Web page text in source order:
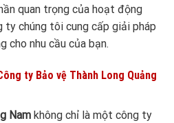
quan trọng của hoạt động
ty chúng tôi cung cấp giải pháp
cho nhu cầu của bạn.
ty Bảo vệ Thành Long Quảng
Nam không chỉ là một công ty